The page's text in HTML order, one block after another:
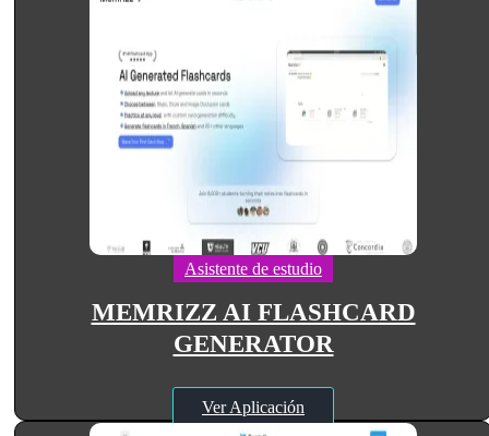
Asistente de estudio
MEMRIZZ AI FLASHCARD
GENERATOR
Ver Aplicación